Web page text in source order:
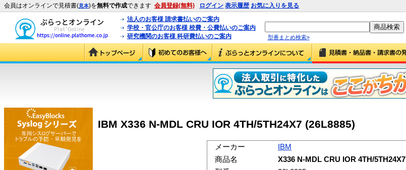
会員はオンラインで見積書(見本)を無料で作成できます 会員登録(無料) ログイン 表示履歴 お気に入りを見る
法人のお客様 請求書払いのご案内
学校・官公庁のお客様 校費・公費払いのご案内
研究機関のお客様 科研費払いのご案内
型番まとめ検索»
IBM X336 N-MDL CRU IOR 4TH/5TH24X7 (26L8885)
メーカー
IBM
商品名
X336 N-MDL CRU IOR 4TH/5TH24X7